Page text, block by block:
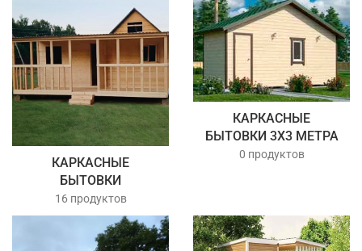
КАРКАСНЫЕ
БЫТОВКИ
16 продуктов
КАРКАСНЫЕ
БЫТОВКИ 3Х3 МЕТРА
0 продуктов